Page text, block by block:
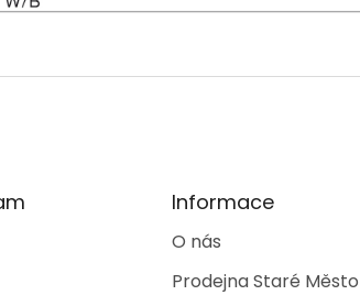
Informace
O nás
Prodejna Staré Město